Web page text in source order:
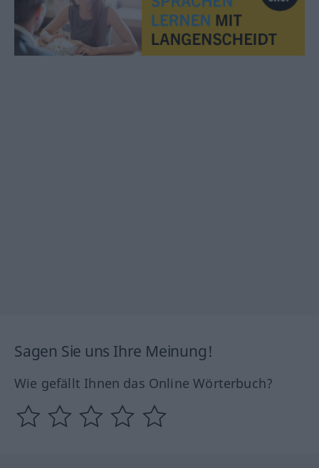
Sagen Sie uns Ihre Meinung!
Wie gefällt Ihnen das Online Wörterbuch?